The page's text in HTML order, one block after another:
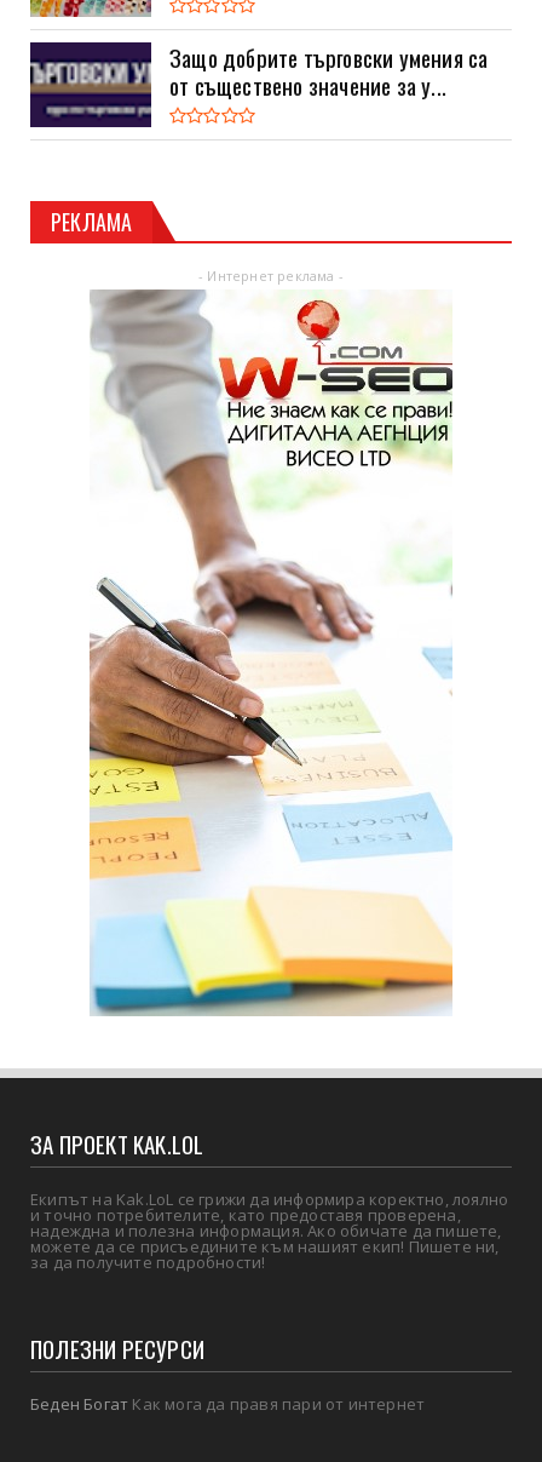
Защо добрите търговски умения са
от съществено значение за у...
РЕКЛАМА
- Интернет реклама -
ЗА ПРОЕКТ KAK.LOL
Екипът на Kak.LoL се грижи да информира коректно, лоялно
и точно потребителите, като предоставя проверена,
надеждна и полезна информация. Ако обичате да пишете,
можете да се присъедините към нашият екип! Пишете ни,
за да получите подробности!
ПОЛЕЗНИ РЕСУРСИ
Беден Богат Как мога да правя пари от интернет